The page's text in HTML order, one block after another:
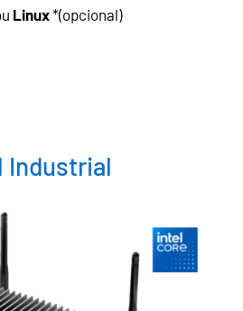
Linux*(opcional)
Industrial